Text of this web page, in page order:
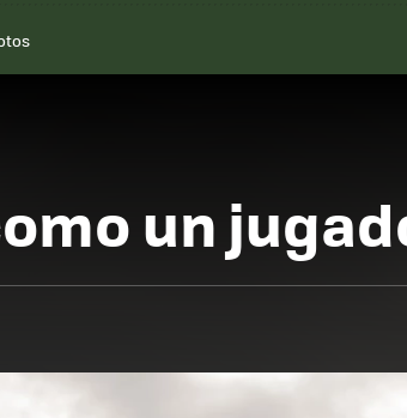
un